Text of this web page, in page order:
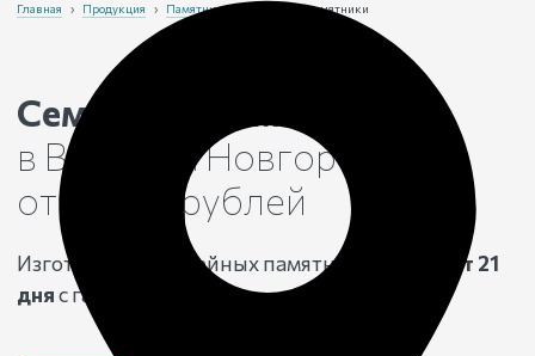
Главная › Продукция › Памятники › Семейные памятники
Семейные памятники
в Великом Новгороде
от 18 100 рублей
Изготовление семейных памятников в срок
от 21
дняс гарантией 25 лет